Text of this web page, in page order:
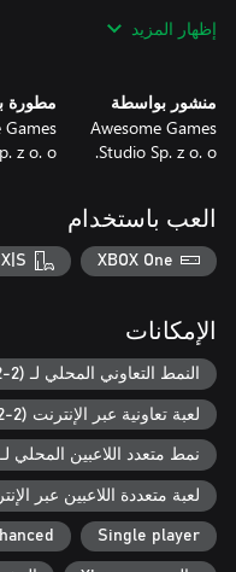
• نظام ضربات متتالية مؤثر
• خيارات تخصيص اللعب - اختر
مدى مهاراتك) أو الوضع
الرائعة الأكثر صعوبة. يمكنك
كنت لا تحب ذلك، أو إذا وُجد
• اختر من مهارات أبطالك ما
• احتفظ بالمهارات
اكتشف عوالم تتألف من مزيج
التوليد الإجرائي. اختر أفضل
• بيئات ملهمة - العب واجتز
المظهر وتعمق في دفتر
كل
موسيقى The Witcher وBulletstorm وShadow Warrior.
إظهار المزيد
منشور بواسطة
Awesome Games
Studio Sp. z o. o.
مطورة
Games
z o. o.
العب باستخدام
XBOX One
الإمكانات
النمط التعاوني المحلي لـ Xbox (2-2)
لعبة تعاونية عبر الإنترنت (2-2)
نمط متعدد اللاعبين المحلي لـ Xbox (2-2)
لعبة متعددة اللاعبين عبر
Single player